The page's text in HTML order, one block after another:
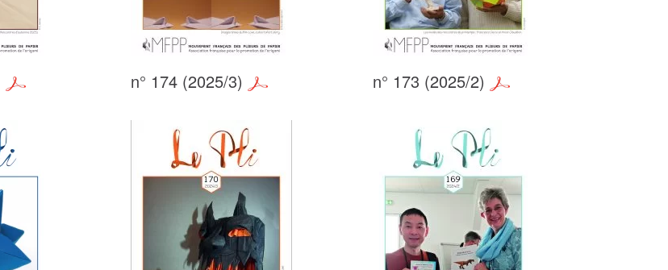
n° 174 (2025/3) n° 173 (2025/2)